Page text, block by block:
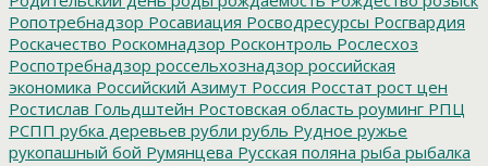
Ропотребнадзор Росавиация Росводресурсы Росгвардия
Роскачество Роскомнадзор Росконтроль Рослесхоз
Роспотребнадзор россельхознадзор российская
экономика Российский Азимут Россия Росстат рост цен
Ростислав Гольдштейн Ростовская область роуминг РПЦ
РСПП рубка деревьев рубли рубль Рудное ружье
рукопашный бой Румянцева Русская поляна рыба рыбалка